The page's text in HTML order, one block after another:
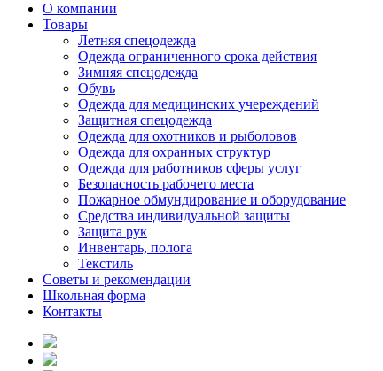
О компании
Товары
Летняя спецодежда
Одежда ограниченного срока действия
Зимняя спецодежда
Обувь
Одежда для медицинских учереждений
Защитная спецодежда
Одежда для охотников и рыболовов
Одежда для охранных структур
Одежда для работников сферы услуг
Безопасность рабочего места
Пожарное обмундирование и оборудование
Средства индивидуальной защиты
Защита рук
Инвентарь, полога
Текстиль
Советы и рекомендации
Школьная форма
Контакты